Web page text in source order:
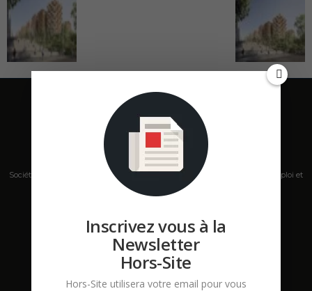
Société de presse, plateforme de mise en relation sur les marchés B2B, emploi et
salons s'adressant aux professionnels de la construction Hors Site.
Contactez-nous: contact@hors-site.com
Inscrivez vous à la
Newsletter
Hors-Site
Hors-Site utilisera votre email pour vous